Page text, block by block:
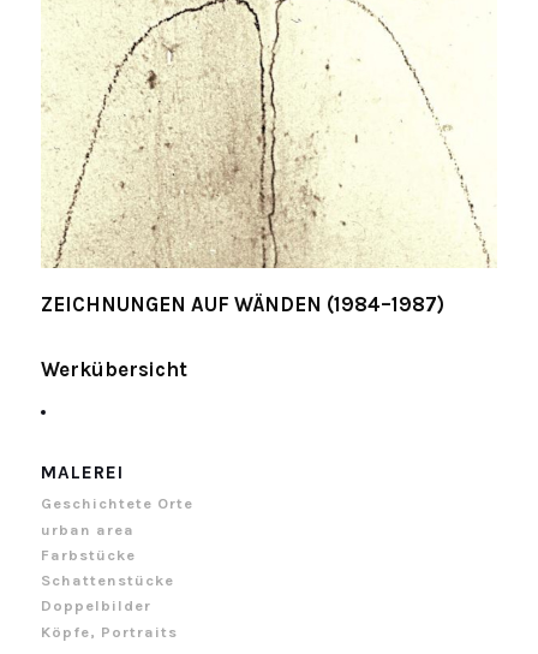
ZEICHNUNGEN AUF WÄNDEN (1984–1987)
Werkübersicht
MALEREI
Geschichtete Orte
urban area
Farbstücke
Schattenstücke
Doppelbilder
Köpfe, Portraits